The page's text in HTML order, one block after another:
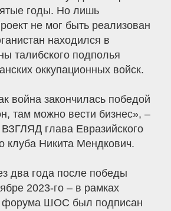
годы. Но лишь
не мог быть реализован
находился в
талибского подполья
оккупационных войск.
война закончилась победой
там можно вести бизнес», –
ВЗГЛЯД глава Евразийского
клуба Никита Мендкович.
два года после победы
2023-го – в рамках
форума ШОС был подписан